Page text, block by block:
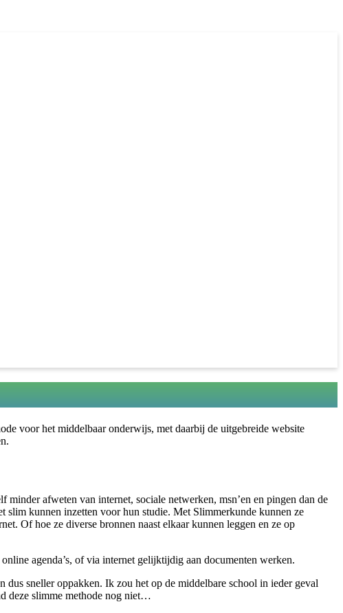
voor het middelbaar onderwijs, met daarbij de uitgebreide website
afweten van internet, sociale netwerken, msn’en en pingen dan de
slim kunnen inzetten voor hun studie. Met Slimmerkunde kunnen ze
Of hoe ze diverse bronnen naast elkaar kunnen leggen en ze op
agenda’s, of via internet gelijktijdig aan documenten werken.
sneller oppakken. Ik zou het op de middelbare school in ieder geval
deze slimme methode nog niet…